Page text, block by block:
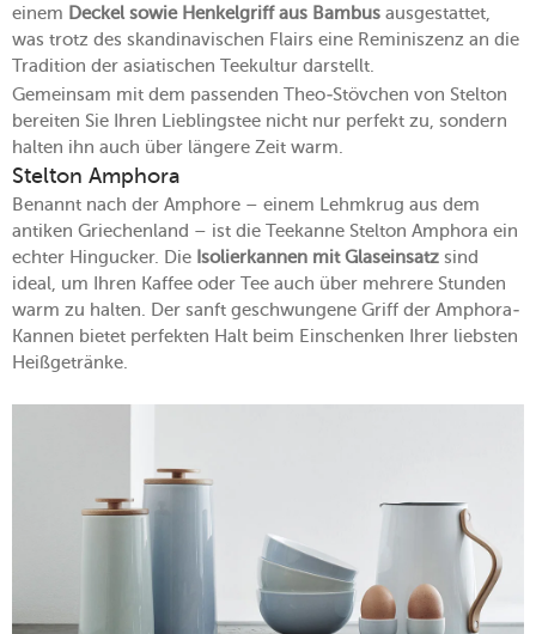
einem Deckel sowie Henkelgriff aus Bambus ausgestattet,
was trotz des skandinavischen Flairs eine Reminiszenz an die
Tradition der asiatischen Teekultur darstellt.
Gemeinsam mit dem passenden Theo-Stövchen von Stelton
bereiten Sie Ihren Lieblingstee nicht nur perfekt zu, sondern
halten ihn auch über längere Zeit warm.
Stelton Amphora
Benannt nach der Amphore – einem Lehmkrug aus dem
antiken Griechenland – ist die Teekanne Stelton Amphora ein
echter Hingucker. Die Isolierkannen mit Glaseinsatz sind
ideal, um Ihren Kaffee oder Tee auch über mehrere Stunden
warm zu halten. Der sanft geschwungene Griff der Amphora-
Kannen bietet perfekten Halt beim Einschenken Ihrer liebsten
Heißgetränke.